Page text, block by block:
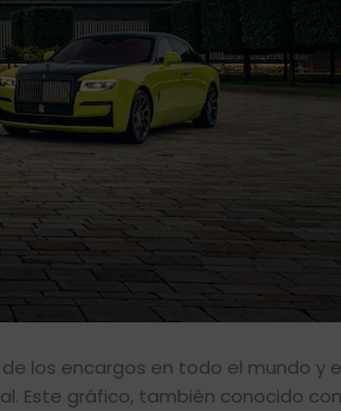
los encargos en todo el mundo y
Este gráfico, también conocido